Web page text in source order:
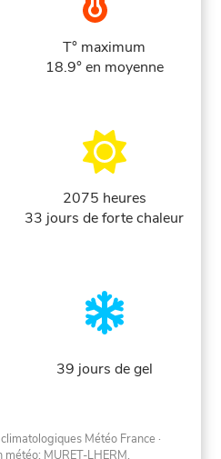
T° maximum
18.9° en moyenne
2075 heures
33 jours de forte chaleur
39 jours de gel
Météo France ·
météo: MURET-LHERM.